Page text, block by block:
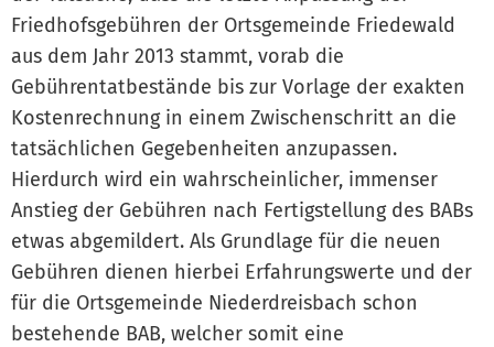
Friedhofsgebühren der Ortsgemeinde Friedewald
aus dem Jahr 2013 stammt, vorab die
Gebührentatbestände bis zur Vorlage der exakten
Kostenrechnung in einem Zwischenschritt an die
tatsächlichen Gegebenheiten anzupassen.
Hierdurch wird ein wahrscheinlicher, immenser
Anstieg der Gebühren nach Fertigstellung des BABs
etwas abgemildert. Als Grundlage für die neuen
Gebühren dienen hierbei Erfahrungswerte und der
für die Ortsgemeinde Niederdreisbach schon
bestehende BAB, welcher somit eine